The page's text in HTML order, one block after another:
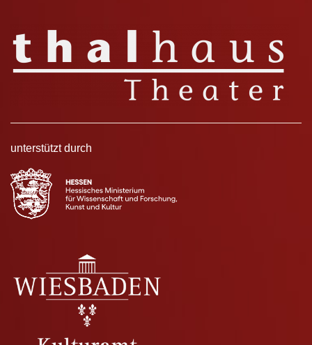
unterstützt durch